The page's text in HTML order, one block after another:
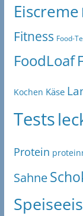
Eiscreme
Fitness Food-
FoodLoaf
Kochen Käse
Tests
Protein
Sahne